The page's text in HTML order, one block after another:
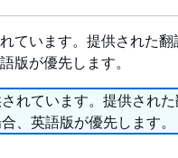
ています。提供された
版が優先します。
れています。提供された
、英語版が優先します。